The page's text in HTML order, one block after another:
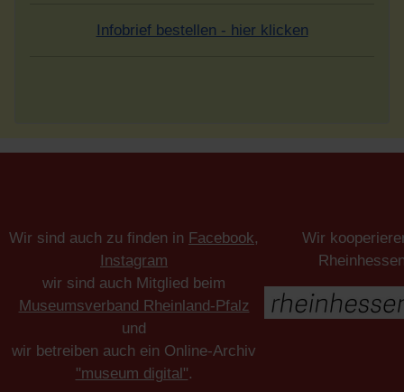
Infobrief bestellen - hier klicken
Wir sind auch zu finden in Facebook,
Instagram
wir sind auch Mitglied beim
Museumsverband Rheinland-Pfalz
und
wir betreiben auch ein Online-Archiv
"museum digital".
Wir